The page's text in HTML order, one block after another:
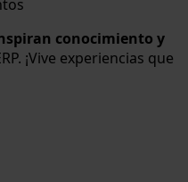
conocimiento y
¡Vive experiencias que